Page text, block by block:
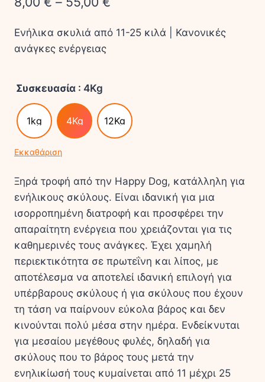
Ενήλικα σκυλιά από 11-25 κιλά | Κανονικές
ανάγκες ενέργειας
Συσκευασία : 4Kg
1kg 4Kg 12Kg
Εκκαθάριση
Ξηρά τροφή από την Happy Dog, κατάλληλη για
ενήλικους σκύλους. Είναι ιδανική για μια
ισορροπημένη διατροφή και προσφέρει την
απαραίτητη ενέργεια που χρειάζονται για τις
καθημερινές τους ανάγκες. Έχει χαμηλή
περιεκτικότητα σε πρωτεΐνη και λίπος, με
αποτέλεσμα να αποτελεί ιδανική επιλογή για
υπέρβαρους σκύλους ή για σκύλους που έχουν
τη τάση να παίρνουν εύκολα βάρος και δεν
κινούνται πολύ μέσα στην ημέρα. Ενδείκνυται
για μεσαίου μεγέθους φυλές, δηλαδή για
σκύλους που το βάρος τους μετά την
ενηλικίωσή τους κυμαίνεται από 11 μέχρι 25